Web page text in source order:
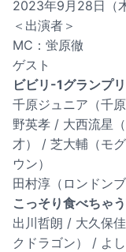
2023年9月28日（
＜出演者＞
MC：蛍原徹
ゲスト
ビビリ-1グランプ
千原ジュニア（千
野英孝 / 大西流星
才） / 芝大輔（モ
ウン）
田村淳（ロンドン
こっそり食べちゃ
出川哲朗 / 大久保
クドラゴン） / よ